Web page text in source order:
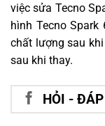
việc sửa Tecno
hình Tecno
chất lượng sau
sau khi thay.
HỎI - ĐÁP